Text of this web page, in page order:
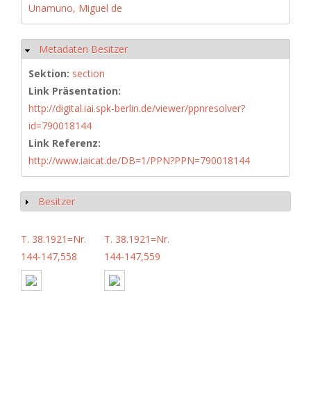
Unamuno, Miguel de
Hide
Metadaten Besitzer
Sektion: section
Link Präsentation:
http://digital.iai.spk-berlin.de/viewer/ppnresolver?
id=790018144
Link Referenz:
http://www.iaicat.de/DB=1/PPN?PPN=790018144
Show
Besitzer
T. 38.1921=Nr.
144-147,558
T. 38.1921=Nr.
144-147,559